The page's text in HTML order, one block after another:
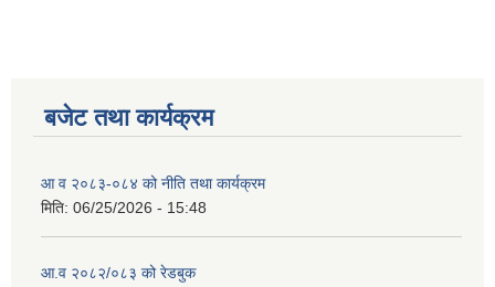
बजेट तथा कार्यक्रम
आ व २०८३-०८४ को नीति तथा कार्यक्रम
मिति: 06/25/2026 - 15:48
आ.व २०८२/०८३ को रेडबुक